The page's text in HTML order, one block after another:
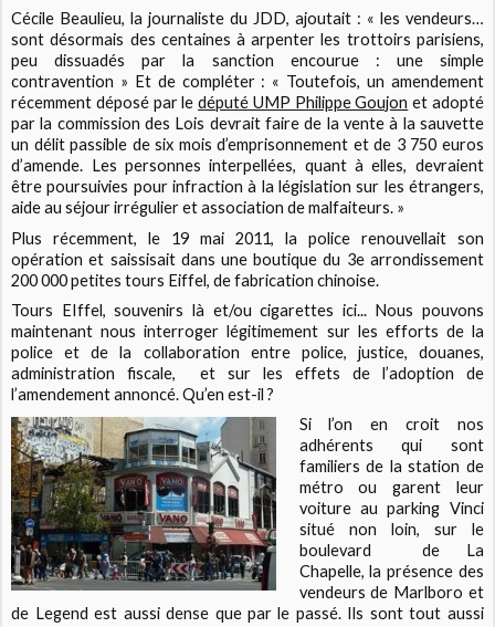
Cécile Beaulieu, la journaliste du JDD, ajoutait : « les vendeurs…
sont désormais des centaines à arpenter les trottoirs parisiens,
peu dissuadés par la sanction encourue : une simple
contravention » Et de compléter : « Toutefois, un amendement
récemment déposé par ledéputé UMP Philippe Goujon et adopté
par la commission des Lois devrait faire de la vente à la sauvette
un délit passible de six mois d’emprisonnement et de 3 750 euros
d’amende. Les personnes interpellées, quant à elles, devraient
être poursuivies pour infraction à la législation sur les étrangers,
aide au séjour irrégulier et association de malfaiteurs. »
Plus récemment, le 19 mai 2011, la police renouvellait son
opération et saissisait dans une boutique du 3e arrondissement
200 000 petites tours Eiffel, de fabrication chinoise.
Tours EIffel, souvenirs là et/ou cigarettes ici... Nous pouvons
maintenant nous interroger légitimement sur les efforts de la
police et de la collaboration entre police, justice, douanes,
administration fiscale, et sur les effets de l’adoption de
l’amendement annoncé. Qu’en est-il ?
Si l’on en croit nos
adhérents qui sont
familiers de la station de
métro ou garent leur
voiture au parking Vinci
situé non loin, sur le
boulevard de La
Chapelle, la présence des
vendeurs de Marlboro et
de Legend est aussi dense que par le passé. Ils sont tout aussi